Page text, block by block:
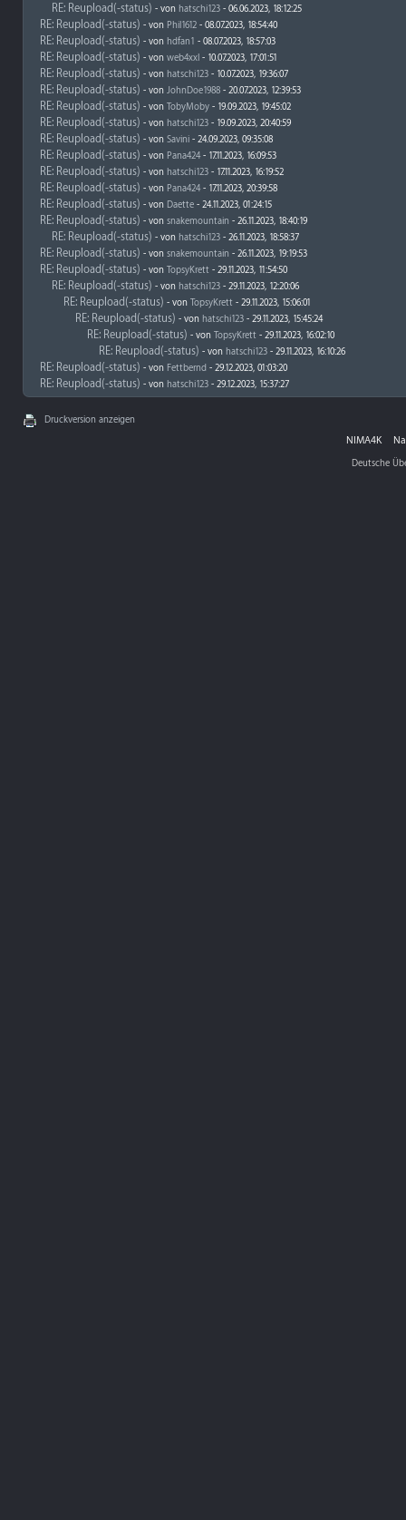
RE: Reupload(-status) - von hatschi123 - 06.06.2023, 18:12:25
RE: Reupload(-status) - von Phil1612 - 08.07.2023, 18:54:40
RE: Reupload(-status) - von hdfan1 - 08.07.2023, 18:57:03
RE: Reupload(-status) - von web4xxl - 10.07.2023, 17:01:51
RE: Reupload(-status) - von hatschi123 - 10.07.2023, 19:36:07
RE: Reupload(-status) - von JohnDoe1988 - 20.07.2023, 12:39:53
RE: Reupload(-status) - von TobyMoby - 19.09.2023, 19:45:02
RE: Reupload(-status) - von hatschi123 - 19.09.2023, 20:40:59
RE: Reupload(-status) - von Savini - 24.09.2023, 09:35:08
RE: Reupload(-status) - von Pana424 - 17.11.2023, 16:09:53
RE: Reupload(-status) - von hatschi123 - 17.11.2023, 16:19:52
RE: Reupload(-status) - von Pana424 - 17.11.2023, 20:39:58
RE: Reupload(-status) - von Daette - 24.11.2023, 01:24:15
RE: Reupload(-status) - von snakemountain - 26.11.2023, 18:40:19
RE: Reupload(-status) - von hatschi123 - 26.11.2023, 18:58:37
RE: Reupload(-status) - von snakemountain - 26.11.2023, 19:19:53
RE: Reupload(-status) - von TopsyKrett - 29.11.2023, 11:54:50
RE: Reupload(-status) - von hatschi123 - 29.11.2023, 12:20:06
RE: Reupload(-status) - von TopsyKrett - 29.11.2023, 15:06:01
RE: Reupload(-status) - von hatschi123 - 29.11.2023, 15:45:24
RE: Reupload(-status) - von TopsyKrett - 29.11.2023, 16:02:10
RE: Reupload(-status) - von hatschi123 - 29.11.2023, 16:10:26
RE: Reupload(-status) - von Fettbernd - 29.12.2023, 01:03:20
RE: Reupload(-status) - von hatschi123 - 29.12.2023, 15:37:27
Druckversion anzeigen
NIMA4K
Deutsche